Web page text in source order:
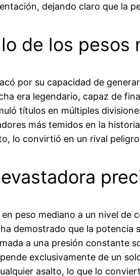
dejando claro que la
de los pesos
por su capacidad de
era legendario, capaz de
títulos en múltiples
más temidos en la
lo convirtió en un rival
peso mediano a un nivel
demostrado que la
a una presión constante
exclusivamente de un
asalto, lo que lo